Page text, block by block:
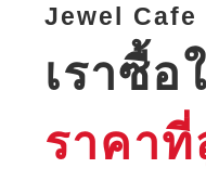
Jewel Cafe
เราซื้อ
ราคาที่